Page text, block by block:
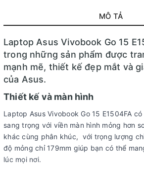
MÔ TẢ
Laptop Asus Vivobook Go 15
trong những sản phẩm được
mạnh mẽ, thiết kế đẹp mắt và
của Asus.
Thiết kế và màn hình
Laptop Asus Vivobook Go 15 E1504FA
sang trọng với viền màn hình mỏng hơn
khác cùng phân khúc, với trọng lượng
độ mỏng chỉ 179mm giúp bạn có thể
lúc mọi nơi.